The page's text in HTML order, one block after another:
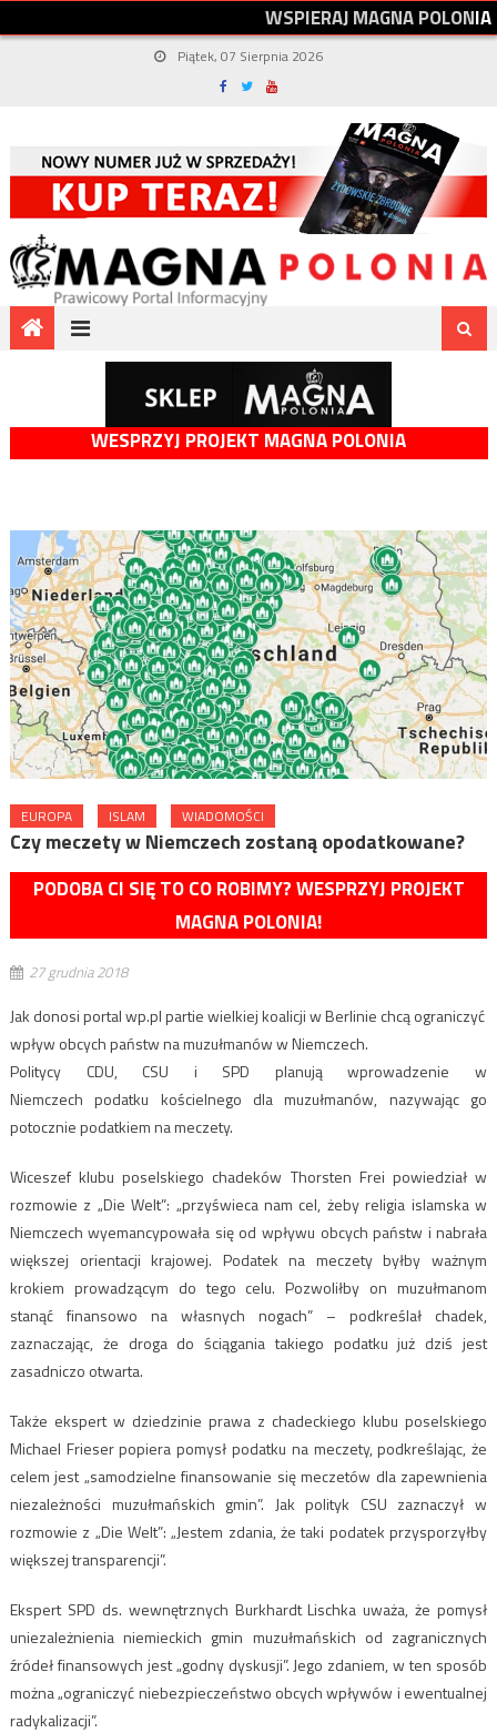
WSPIERAJMAGNAPOLONIA
Piątek, 07 Sierpnia 2026
WESPRZYJ PROJEKT MAGNA POLONIA
EUROPA ISLAM WIADOMOŚCI
Czy meczety w Niemczech zostaną opodatkowane?
PODOBA CI SIĘ TO CO ROBIMY? WESPRZYJ PROJEKT
MAGNA POLONIA!
27 grudnia 2018
Jak donosi portal wp.pl partie wielkiej koalicji w Berlinie chcą ograniczyć
wpływ obcych państw na muzułmanów w Niemczech.
Politycy CDU, CSU i SPD planują wprowadzenie w
Niemczech podatku kościelnego dla muzułmanów, nazywając go
potocznie podatkiem na meczety.
Wiceszef klubu poselskiego chadeków Thorsten Frei powiedział w
rozmowie z „Die Welt”: „przyświeca nam cel, żeby religia islamska w
Niemczech wyemancypowała się od wpływu obcych państw i nabrała
większej orientacji krajowej. Podatek na meczety byłby ważnym
krokiem prowadzącym do tego celu. Pozwoliłby on muzułmanom
stanąć finansowo na własnych nogach” – podkreślał chadek,
zaznaczając, że droga do ściągania takiego podatku już dziś jest
zasadniczo otwarta.
Także ekspert w dziedzinie prawa z chadeckiego klubu poselskiego
Michael Frieser popiera pomysł podatku na meczety, podkreślając, że
celem jest „samodzielne finansowanie się meczetów dla zapewnienia
niezależności muzułmańskich gmin”. Jak polityk CSU zaznaczył w
rozmowie z „Die Welt”: „Jestem zdania, że taki podatek przysporzyłby
większej transparencji”.
Ekspert SPD ds. wewnętrznych Burkhardt Lischka uważa, że pomysł
uniezależnienia niemieckich gmin muzułmańskich od zagranicznych
źródeł finansowych jest „godny dyskusji”. Jego zdaniem, w ten sposób
można „ograniczyć niebezpieczeństwo obcych wpływów i ewentualnej
radykalizacji”.